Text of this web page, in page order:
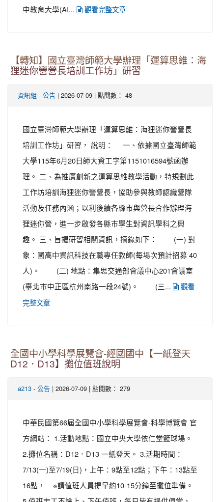
中教育大學(AI...
觀看完整文章
【轉知】國立臺灣師範大學辦理「運算思維：海
狸迷你營營長培訓工作坊」研習
資訊組 - 公告 | 2026-07-09 | 點閱數： 48
國立臺灣師範大學辦理「運算思維：海狸迷你營營長
培訓工作坊」研習， 說明： 一、依據國立臺灣師範
大學115年6月20日師大資工字第1151016594號函辦
理。 二、為推廣創新之運算思維教學活動，特規劃此
工作坊培訓海狸迷你營營長，協助參與教師認識營隊
活動及任務內涵；以利後續各縣市與營長合作辦理海
狸迷你營，進一步啟發各縣市學生對資訊學科之興
趣。 三、旨揭研習相關資訊，摘錄如下： (一) 對
象：國高中資訊科技在職專任教師(每場次預計招募 40
人)。 (二) 地點：集思交通部會議中心201會議室
(臺北市中正區杭州南路一段24號)。 (三...
觀看
完整文章
全國中小學科學展覽會-經國國中【一紙登天
D12．D13】攤位值班說明
a213 - 公告 | 2026-07-09 | 點閱數： 279
中華民國第66屆全國中小學科學展覽會-科學博覽會 官
方網站： 1.活動地點：國立中央大學依仁堂籃球場。
2.攤位名稱：D12．D13 一紙登天。 3.活期時間：
7/13(一)至7/19(日)，上午：9點至12點；下午：13點至
16點， ※請值班人員提早約10-15分鐘至攤位準備。